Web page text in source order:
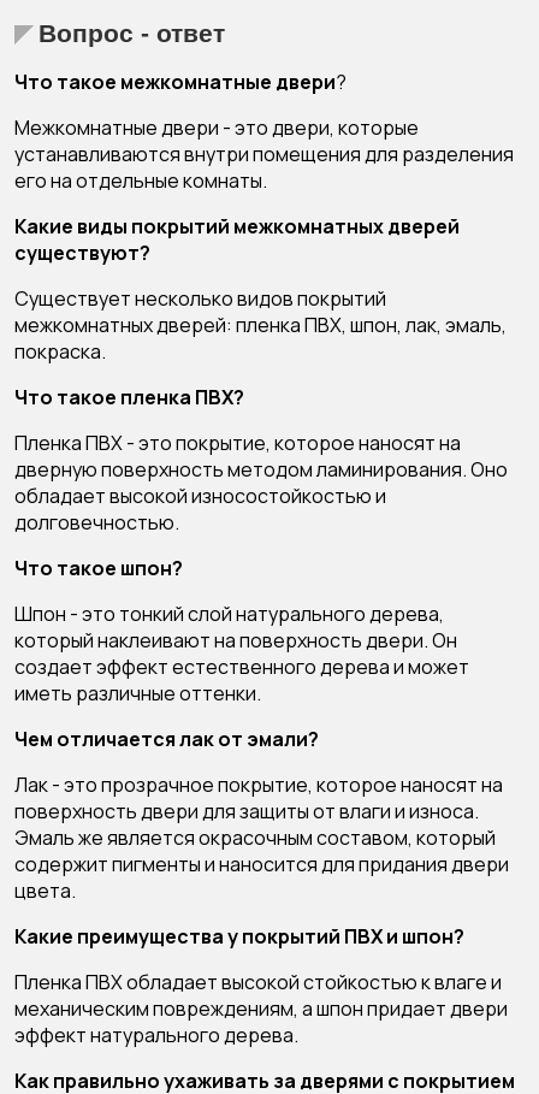
Вопрос - ответ
Что такое межкомнатные двери?
Межкомнатные двери - это двери, которые
устанавливаются внутри помещения для разделения
его на отдельные комнаты.
Какие виды покрытий межкомнатных дверей
существуют?
Существует несколько видов покрытий
межкомнатных дверей: пленка ПВХ, шпон, лак, эмаль,
покраска.
Что такое пленка ПВХ?
Пленка ПВХ - это покрытие, которое наносят на
дверную поверхность методом ламинирования. Оно
обладает высокой износостойкостью и
долговечностью.
Что такое шпон?
Шпон - это тонкий слой натурального дерева,
который наклеивают на поверхность двери. Он
создает эффект естественного дерева и может
иметь различные оттенки.
Чем отличается лак от эмали?
Лак - это прозрачное покрытие, которое наносят на
поверхность двери для защиты от влаги и износа.
Эмаль же является окрасочным составом, который
содержит пигменты и наносится для придания двери
цвета.
Какие преимущества у покрытий ПВХ и шпон?
Пленка ПВХ обладает высокой стойкостью к влаге и
механическим повреждениям, а шпон придает двери
эффект натурального дерева.
Как правильно ухаживать за дверями с покрытием